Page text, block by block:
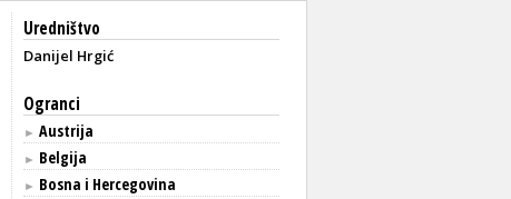
Uredništvo
Danijel Hrgić
Ogranci
► Austrija
► Belgija
► Bosna i Hercegovina